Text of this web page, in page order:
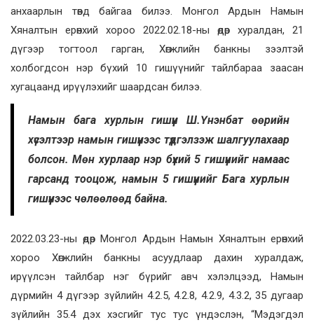
анхаарлын төвд байгаа билээ. Монгол Ардын Намын
Хяналтын ерөнхий хороо 2022.02.18-ны өдөр хуралдан, 21
дүгээр тогтоол гарган, Хөгжлийн банкны зээлтэй
холбогдсон нэр бүхий 10 гишүүнийг тайлбараа заасан
хугацаанд ирүүлэхийг шаардсан билээ.
Намын бага хурлын гишүүн Ш.Үнэнбат өөрийн
хүсэлтээр намын гишүүнээс түдгэлзэж шалгуулахаар
болсон. Мөн хурлаар нэр бүхий 5 гишүүнийг намаас
гарсанд тооцож, намын 5 гишүүнийг Бага хурлын
гишүүнээс чөлөөлөөд байна.
2022.03.23-ны өдөр Монгол Ардын Намын Хяналтын ерөнхий
хороо Хөгжлийн банкны асуудлаар дахин хуралдаж,
ирүүлсэн тайлбар нэг бүрийг авч хэлэлцээд, Намын
дүрмийн 4 дүгээр зүйлийн 4.2.5, 4.2.8, 4.2.9, 4.3.2, 35 дугаар
зүйлийн 35.4 дэх хэсгийг тус тус үндэслэн, “Мэдэгдэл